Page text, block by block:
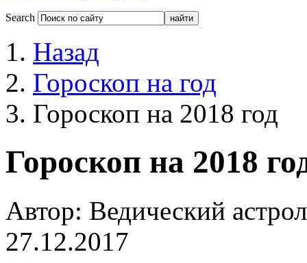
Search
Назад
Гороскоп на год
Гороскоп на 2018 год
Гороскоп на 2018
Автор: Ведический
27.12.2017